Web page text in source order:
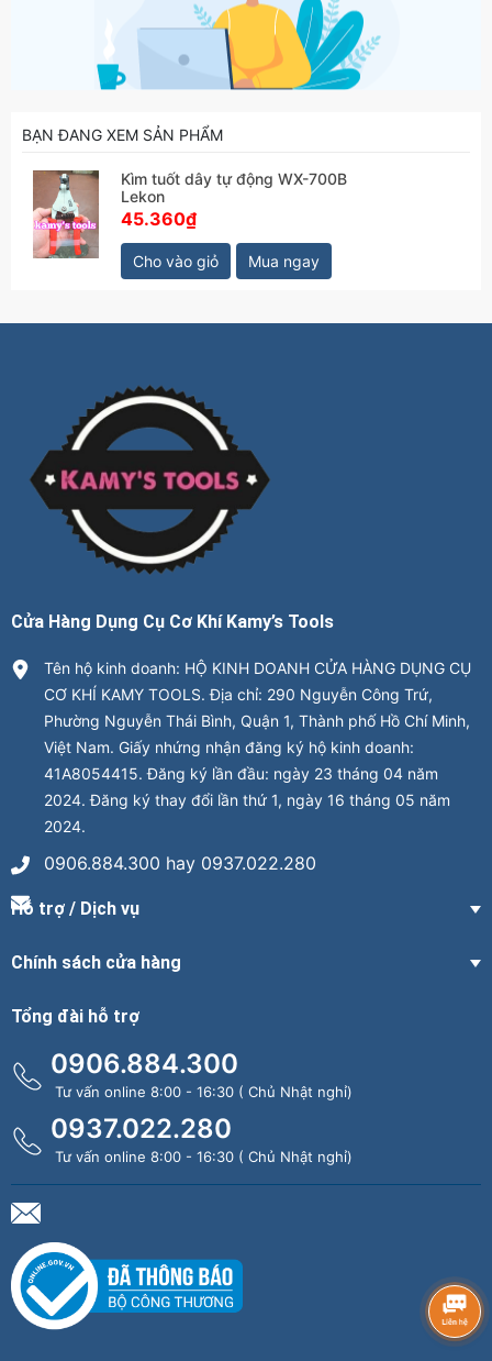
BẠN ĐANG XEM SẢN PHẨM
Kìm tuốt dây tự động WX-700B
Lekon
45.360₫
Cho vào giỏ Mua ngay
Cửa Hàng Dụng Cụ Cơ Khí Kamy’s Tools
Tên hộ kinh doanh: HỘ KINH DOANH CỬA HÀNG DỤNG CỤ
CƠ KHÍ KAMY TOOLS. Địa chỉ: 290 Nguyễn Công Trứ,
Phường Nguyễn Thái Bình, Quận 1, Thành phố Hồ Chí Minh,
Việt Nam. Giấy nhứng nhận đăng ký hộ kinh doanh:
41A8054415. Đăng ký lần đầu: ngày 23 tháng 04 năm
2024. Đăng ký thay đổi lần thứ 1, ngày 16 tháng 05 năm
2024.
0906.884.300 hay 0937.022.280
Hỗ trợ / Dịch vụ
Chính sách cửa hàng
Tổng đài hỗ trợ
0906.884.300
Tư vấn online 8:00 - 16:30 ( Chủ Nhật nghỉ)
0937.022.280
Tư vấn online 8:00 - 16:30 ( Chủ Nhật nghỉ)